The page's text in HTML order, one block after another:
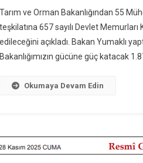
Tarım ve Orman Bakanlığından 55
teşkilatına 657 sayılı Devlet
edileceğini açıkladı. Bakan Yumaklı
Bakanlığımızın gücüne güç katacak
Okumaya Devam Edin